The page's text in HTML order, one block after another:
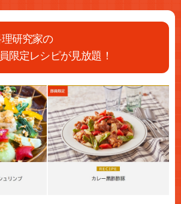
理研究家の
定レシピが見放題！